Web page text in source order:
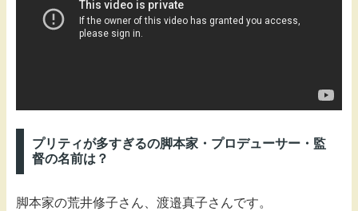
プリティが多すぎるの脚本家・プロデューサー・監
督の名前は？
脚本家の荒井修子さん、渡邉真子さんです。